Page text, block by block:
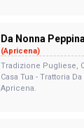
Da Nonna
(Apricena)
Tradizione Pugliese,
Casa Tua - Trattoria
Apricena.